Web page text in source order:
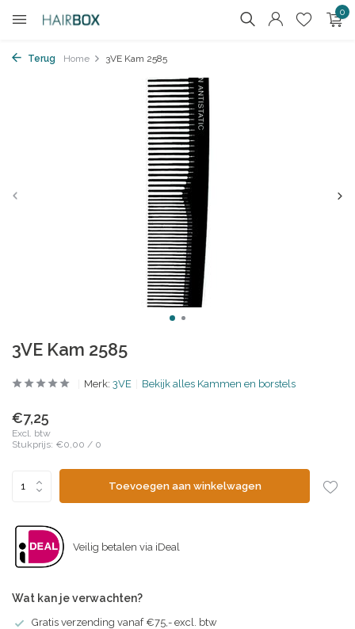
0
Terug Home 3VE Kam 2585
3VE Kam 2585
Merk: 3VE Bekijk alles Kammen en borstels
€7,25
Excl. btw
Stukprijs: €0,00 / 0
Toevoegen aan winkelwagen
Veilig betalen via iDeal
Wat kan je verwachten?
Gratis verzending vanaf €75,- excl. btw